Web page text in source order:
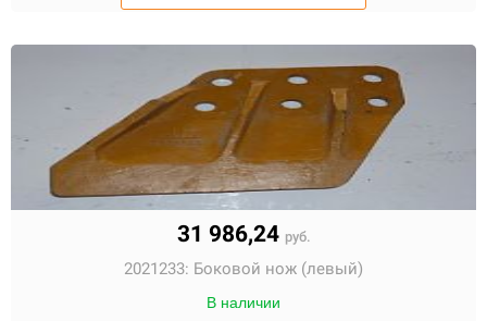
31 986,24 руб.
2021233: Боковой нож (левый)
В наличии